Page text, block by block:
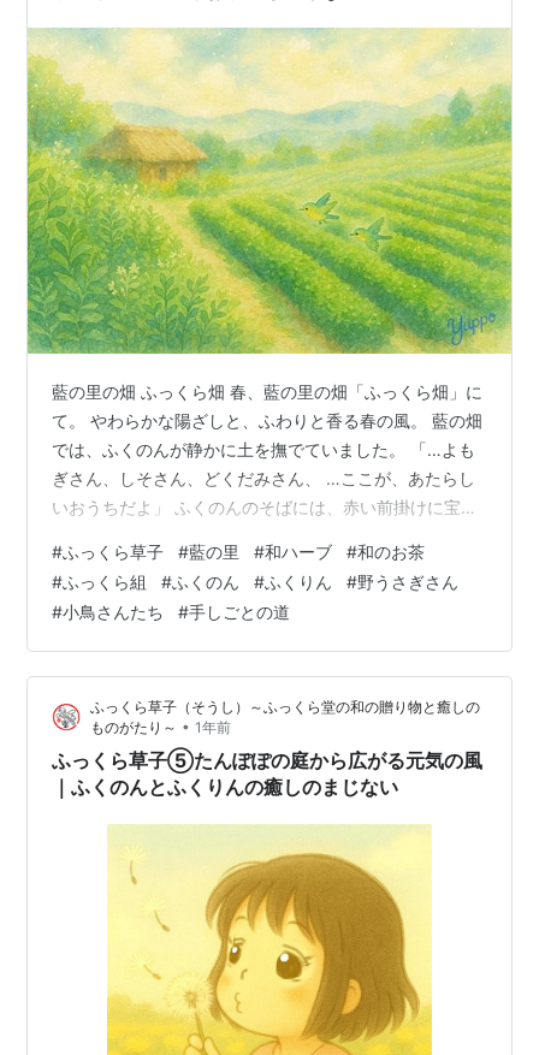
藍の里の畑 ふっくら畑 春、藍の里の畑「ふっくら畑」に
て。 やわらかな陽ざしと、ふわりと香る春の風。 藍の畑
では、ふくのんが静かに土を撫でていました。 「…よも
ぎさん、しそさん、どくだみさん、 …ここが、あたらし
いおうちだよ」 ふくのんのそばには、赤い前掛けに宝来
の人々の知恵の宝箱じゃな。 お茶にしてよし、お風呂に
いれてもよし。ふくふくの香りでございますなぁ…」 そ
こへやってきたのは、ぴょんぴょん跳ねる野うさぎさ
ん。 「おや、今日もいい香り！ふくのんの畑は、まるで
おくすり箱みたいだね！」 ふくのんはにっこりと笑いま
した。 そしてもうひとつ――…
#ふっくら草子 #藍の里 #和ハーブ #和のお茶
#ふっくら組 #ふくのん #ふくりん #野うさぎさん
#小鳥さんたち #手しごとの道
ふっくら草子（そうし）～ふっくら堂の和の贈り物と癒しの
ものがたり～ • 1年前
ふっくら草子⑤たんぽぽの庭から広がる元気の風
｜ふくのんとふくりんの癒しのまじない